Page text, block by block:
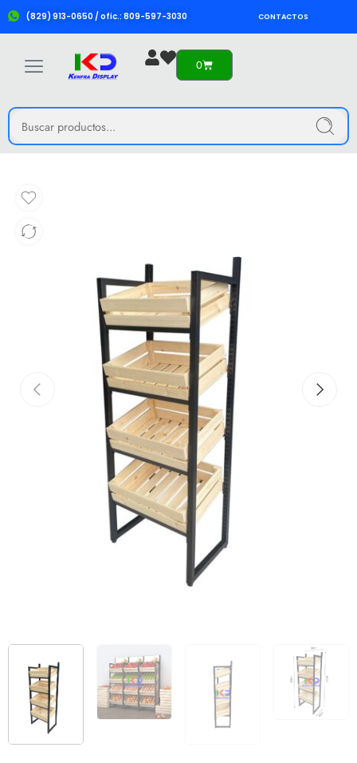
(829) 913-0650 / ofic.: 809-597-3030 CONTACTOS
0